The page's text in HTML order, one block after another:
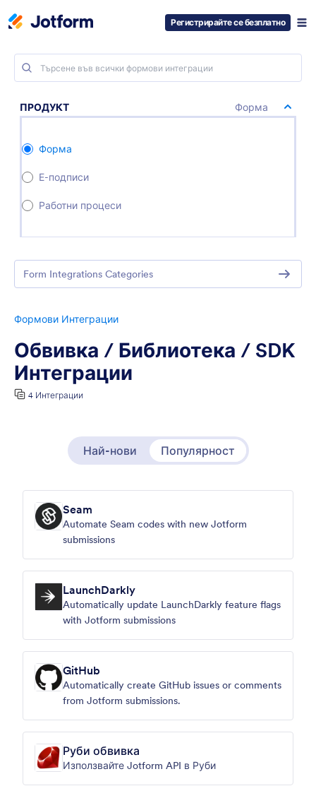
Регистрирайте се безплатно
Формови Интеграции
Обвивка / Библиотека / SDK
Интеграции
4 Интеграции
Най-нови Популярност
Seam
Automate Seam codes with new Jotform
submissions
LaunchDarkly
Automatically update LaunchDarkly feature flags
with Jotform submissions
GitHub
Automatically create GitHub issues or comments
from Jotform submissions.
Руби обвивка
Използвайте Jotform API в Руби
ПРОДУКТ Форма
Форма
Е-подписи
Работни процеси
Form Integrations Categories